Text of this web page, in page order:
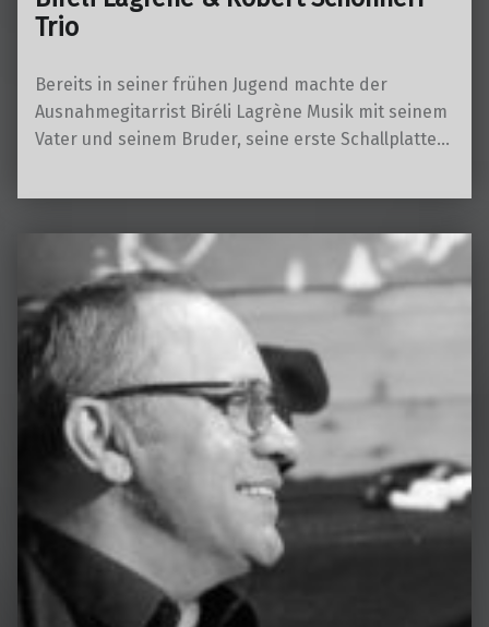
Trio
Bereits in seiner frühen Jugend machte der
Ausnahmegitarrist Biréli Lagrène Musik mit seinem
Vater und seinem Bruder, seine erste Schallplatte…